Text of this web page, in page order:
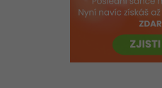
HTML5, CSS3,
SQL a databáze
JavaScript
Vývojář mobilních
Specialista na AI a
Python -80%
JavaScript -80%
Digitální
Marketing -30%
Photoshop -80%
Adobe Illustrator -